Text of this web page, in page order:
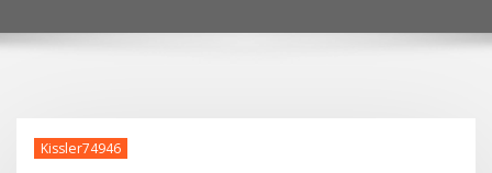
Kissler74946